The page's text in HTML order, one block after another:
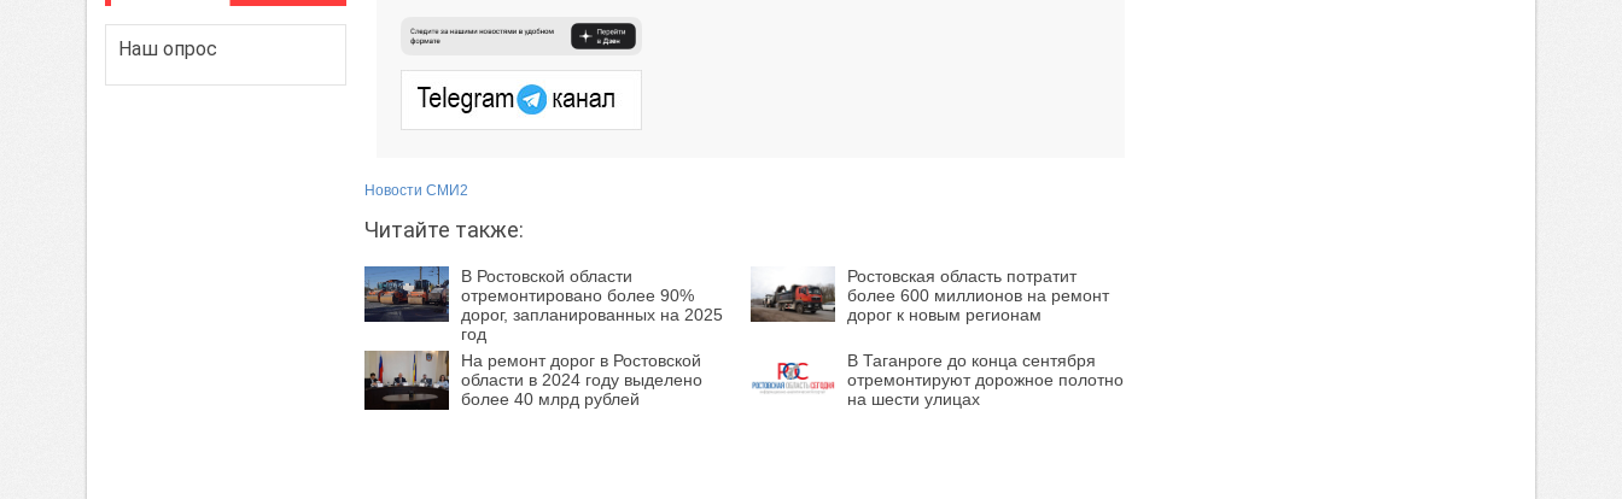
Новости СМИ2
Читайте также:
В Ростовской области
отремонтировано более 90%
дорог, запланированных на 2025
год
Ростовская область потратит
более 600 миллионов на ремонт
дорог к новым регионам
На ремонт дорог в Ростовской
области в 2024 году выделено
более 40 млрд рублей
В Таганроге до конца сентября
отремонтируют дорожное полотно
на шести улицах
Наш опрос